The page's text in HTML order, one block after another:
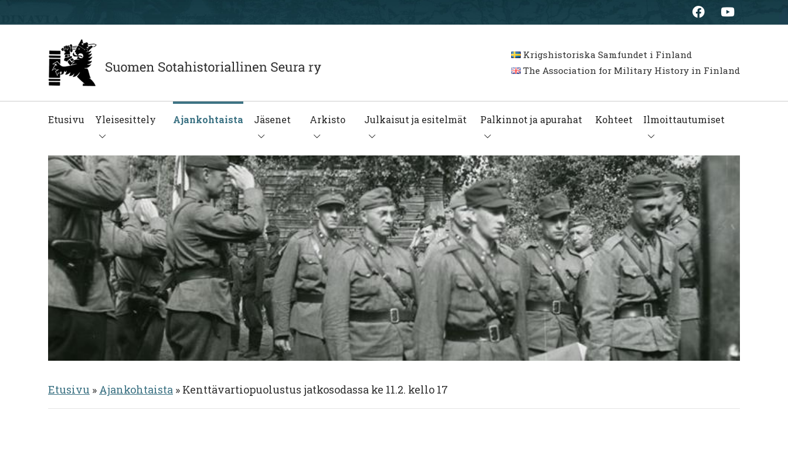
Krigshistoriska Samfundet i Finland
The Association for Military History in Finland
Etusivu Yleisesittely Ajankohtaista Jäsenet Arkisto Julkaisut ja esitelmät Palkinnot ja apurahat Kohteet Ilmoittautumiset
Etusivu » Ajankohtaista » Kenttävartiopuolustus jatkosodassa ke 11.2. kello 17